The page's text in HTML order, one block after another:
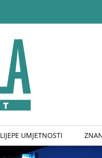
LIJEPE UMJETNOSTI